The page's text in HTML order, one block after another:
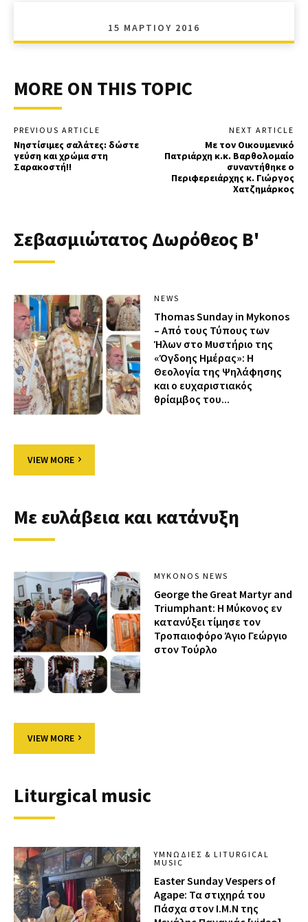
15 ΜΑΡΤΊΟΥ 2016
MORE ON THIS TOPIC
PREVIOUS ARTICLE
Νηστίσιμες σαλάτες: δώστε
γεύση και χρώμα στη
Σαρακοστή!!
NEXT ARTICLE
Με τον Οικουμενικό
Πατριάρχη κ.κ. Βαρθολομαίο
συναντήθηκε ο
Περιφερειάρχης κ. Γιώργος
Χατζημάρκος
Σεβασμιώτατος Δωρόθεος Β'
NEWS
Thomas Sunday in Mykonos
– Από τους Τύπους των
Ήλων στο Μυστήριο της
«Όγδοης Ημέρας»: Η
Θεολογία της Ψηλάφησης
και ο ευχαριστιακός
θρίαμβος του...
VIEW MORE
Με ευλάβεια και κατάνυξη
MYKONOS NEWS
George the Great Martyr and
Triumphant: Η Μύκονος εν
κατανύξει τίμησε τον
Τροπαιοφόρο Άγιο Γεώργιο
στον Τούρλο
VIEW MORE
Liturgical music
ΥΜΝΩΔΊΕΣ & LITURGICAL
MUSIC
Easter Sunday Vespers of
Agape: Τα στιχηρά του
Πάσχα στον Ι.Μ.Ν της